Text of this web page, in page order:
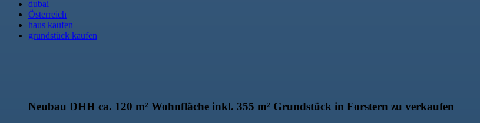
dubai
Österreich
haus kaufen
grundstück kaufen
Neubau DHH ca. 120 m² Wohnfläche inkl. 355 m² Grundstück in Forstern zu verkaufen